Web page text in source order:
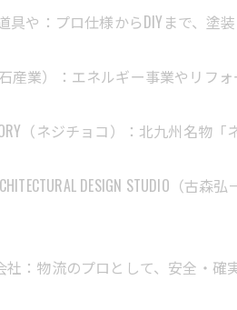
や：プロ仕様からDIYまで、塗
産業）：エネルギー事業やリフ
（ネジチョコ）：北九州名
DESIGN STUDIO
：物流のプロとして、安全・確